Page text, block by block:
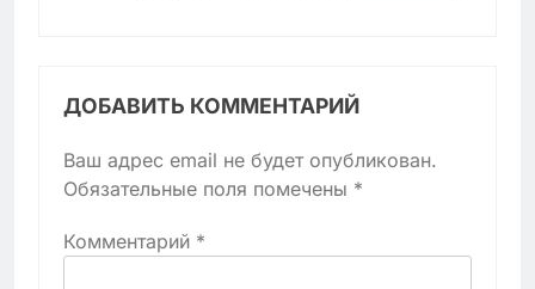
ДОБАВИТЬ КОММЕНТАРИЙ
Ваш адрес email не будет опубликован.
Обязательные поля помечены *
Комментарий *